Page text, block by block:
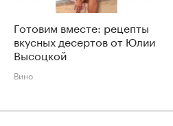
Готовим вместе: рецепты
вкусных десертов от Юлии
Высоцкой
Вино